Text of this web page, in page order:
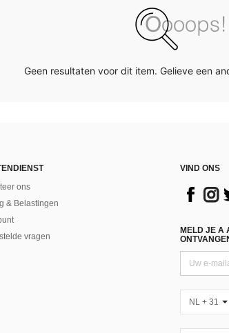
Geen resultaten voor dit item. Gelieve een
ons
& Belastingen
vragen
VIND ONS
MELD JE A
NL + 31